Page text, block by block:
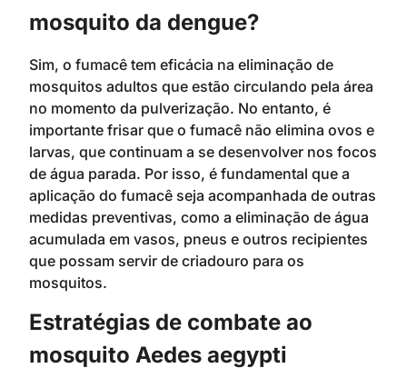
mosquito da dengue?
Sim, o fumacê tem eficácia na eliminação de
mosquitos adultos que estão circulando pela área
no momento da pulverização. No entanto, é
importante frisar que o fumacê não elimina ovos e
larvas, que continuam a se desenvolver nos focos
de água parada. Por isso, é fundamental que a
aplicação do fumacê seja acompanhada de outras
medidas preventivas, como a eliminação de água
acumulada em vasos, pneus e outros recipientes
que possam servir de criadouro para os
mosquitos.
Estratégias de combate ao
mosquito Aedes aegypti